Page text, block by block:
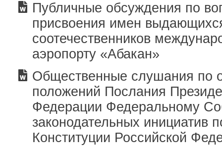
Публичные обсуждения по
присвоения имен
соотечественников
аэропорту «Абакан»
Общественные слушания по
положений Послания
Федерации Федеральному
законодательных инициатив
Конституции Российской